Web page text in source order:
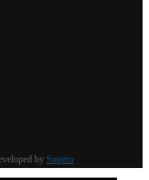
by Supero